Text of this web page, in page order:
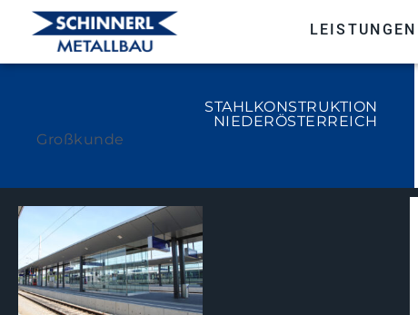
LEISTUNGEN
STAHLKONSTRUKTION
NIEDERÖSTERREICH
Großkunde